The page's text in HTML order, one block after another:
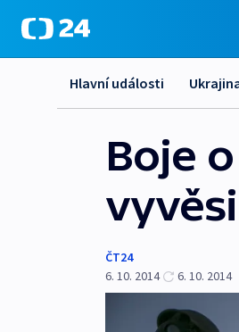
Hlavní události
Boje
ČT24
6. 10. 2014
6. 10. 2014